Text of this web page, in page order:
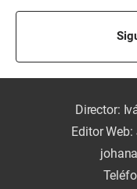
Director:
Editor